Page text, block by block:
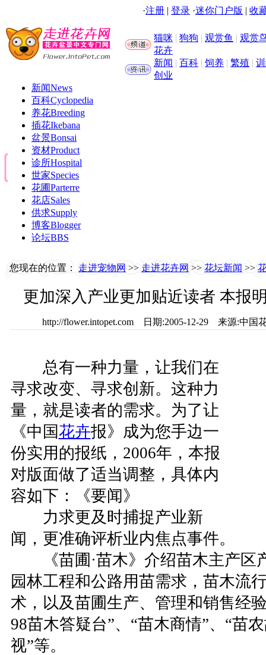
·注册 | 登录 ·迷你门户版 | 收
猫咪 | 狗狗 | 观赏鱼 | 观赏
花卉
新闻 | 百科 | 饲养 | 繁殖 |
创业
新闻News
百科Cyclopedia
养花Breeding
插花Ikebana
盆景Bonsai
资材Product
诊所Hospital
世家Species
花圃Parterre
花店Sales
供求Supply
博客Blogger
论坛BBS
您现在的位置： 走进宠物网 >> 走进花卉网 >> 花坛新闻 >>
更加深入产业更加贴近读者 本报
http://flower.intopet.com 日期:2005-12-29 来源:中
总有一种力量，让我们在
寻求改变、寻求创新。这种力
量，就是读者的需求。为了让
《中国花卉报》成为您手边一
份实用的报纸，2006年，本报
对版面做了适当调整，具体内
容如下：《要闻》
力求更及时捕捉产业新
闻，更准确评析业内焦点事件。
《苗圃·苗木》介绍苗木主产区
园林工程和公路用苗需求，苗木流
术，以及苗圃生产、管理和销售经
98苗木答疑台”、“苗木商情”、“苗
视”等。